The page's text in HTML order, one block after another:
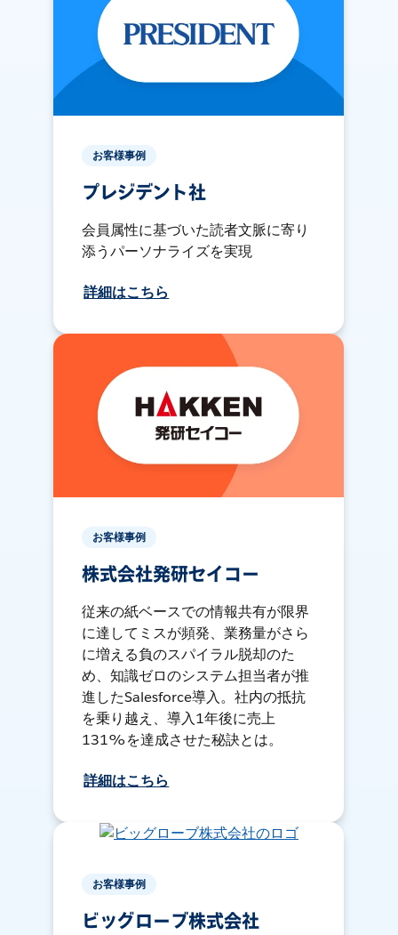
お客様事例
プレジデント社
会員属性に基づいた読者文脈に寄り
添うパーソナライズを実現
詳細はこちら
お客様事例
株式会社発研セイコー
従来の紙ベースでの情報共有が限界
に達してミスが頻発、業務量がさら
に増える負のスパイラル脱却のた
め、知識ゼロのシステム担当者が推
進したSalesforce導入。社内の抵抗
を乗り越え、導入1年後に売上
131%を達成させた秘訣とは。
詳細はこちら
お客様事例
ビッグローブ株式会社